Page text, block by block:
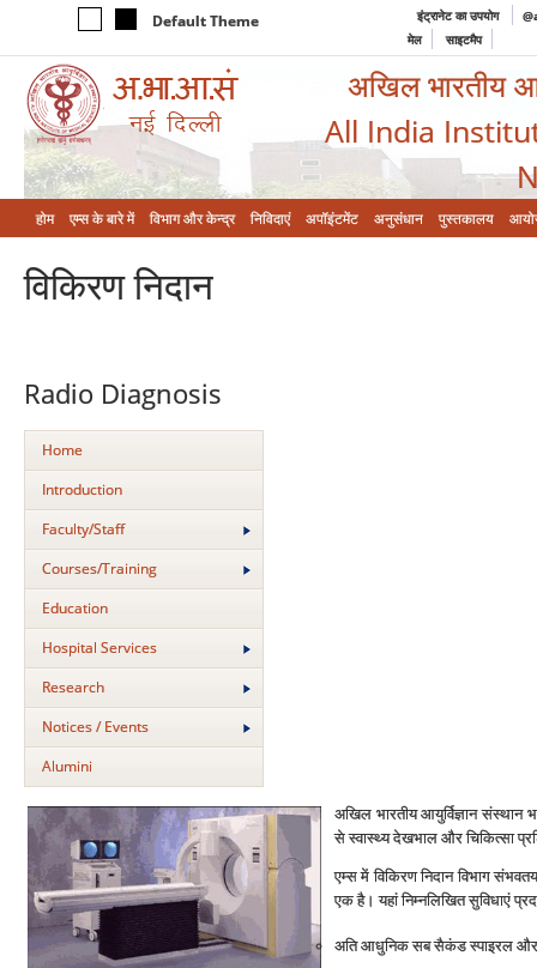
Default Theme इंट्रानेट का उपयोग
मेल
साइटमैप
अखिल भारतीय
All India
होम एम्‍स के बारे में विभाग और केन्‍द्र निविदाएं अपॉइंटमेंट अनुसंधान पुस्तकालय
विकिरण निदान
Radio Diagnosis
Home
Introduction
Faculty/Staff
Courses/Training
Education
Hospital Services
Research
Notices / Events
Alumini
अखिल भारतीय आयुर्विज्ञान संस्‍थान
से स्‍वास्थ्‍य देखभाल और चिकित्‍सा
एम्‍स में विकिरण निदान विभाग
एक है। यहां निम्‍नलिखित सुविधाएं
अति आधुनिक सब सैकंड स्‍पाइरल और